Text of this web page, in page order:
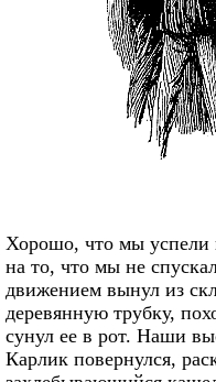
Хорошо, что мы успели
на то, что мы не
движением вынул из
деревянную трубку,
сунул ее в рот. Наши
Карлик повернулся,